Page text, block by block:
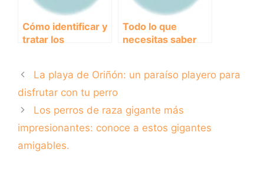
Cómo identificar y
tratar los
Todo lo que
necesitas saber
rabia para tu
La playa de Oriñón: un paraíso playero para
disfrutar con tu perro
Los perros de raza gigante más
impresionantes: conoce a estos gigantes
amigables.